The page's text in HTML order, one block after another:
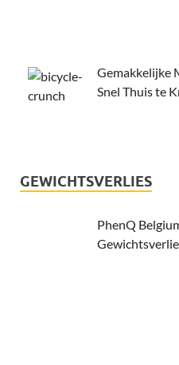
Gemakkelijke
Snel Thuis te
GEWICHTSVERLIES
PhenQ